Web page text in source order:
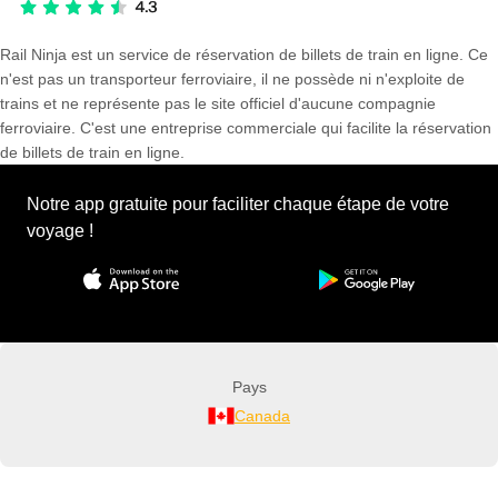
Rail Ninja est un service de réservation de billets de train en ligne. Ce
n'est pas un transporteur ferroviaire, il ne possède ni n'exploite de
trains et ne représente pas le site officiel d'aucune compagnie
ferroviaire. C'est une entreprise commerciale qui facilite la réservation
de billets de train en ligne.
Notre app gratuite pour faciliter chaque étape de votre
voyage !
Pays
Canada